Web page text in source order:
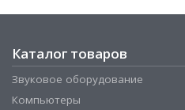
Каталог товаров
Звуковое оборудование
Компьютеры